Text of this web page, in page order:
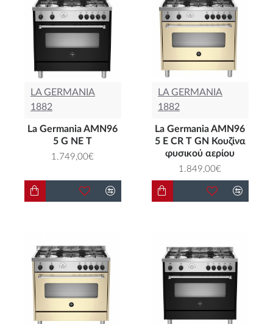
LA GERMANIA
1882
La Germania AMN96
5 G NE T
1.749,00€
LA GERMANIA
1882
La Germania AMN96
5 E CR T GN Κουζίνα
φυσικού αερίου
1.849,00€